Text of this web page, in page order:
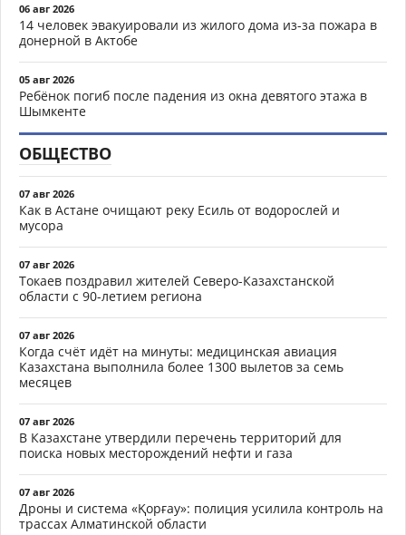
06 авг 2026
14 человек эвакуировали из жилого дома из-за пожара в
донерной в Актобе
05 авг 2026
Ребёнок погиб после падения из окна девятого этажа в
Шымкенте
ОБЩЕСТВО
07 авг 2026
Как в Астане очищают реку Есиль от водорослей и
мусора
07 авг 2026
Токаев поздравил жителей Северо-Казахстанской
области с 90-летием региона
07 авг 2026
Когда счёт идёт на минуты: медицинская авиация
Казахстана выполнила более 1300 вылетов за семь
месяцев
07 авг 2026
В Казахстане утвердили перечень территорий для
поиска новых месторождений нефти и газа
07 авг 2026
Дроны и система «Қорғау»: полиция усилила контроль на
трассах Алматинской области